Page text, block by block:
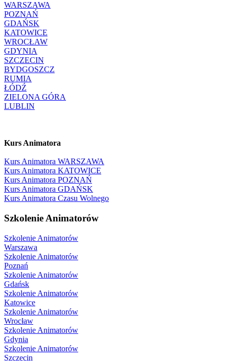
WARSZAWA
POZNAŃ
GDAŃSK
KATOWICE
WROCŁAW
GDYNIA
SZCZECIN
BYDGOSZCZ
RUMIA
ŁÓDŹ
ZIELONA GÓRA
LUBLIN
Kurs Animatora
Kurs Animatora WARSZAWA
Kurs Animatora KATOWICE
Kurs Animatora POZNAŃ
Kurs Animatora GDAŃSK
Kurs Animatora Czasu Wolnego
Szkolenie Animatorów
Szkolenie Animatorów
Warszawa
Szkolenie Animatorów
Poznań
Szkolenie Animatorów
Gdańsk
Szkolenie Animatorów
Katowice
Szkolenie Animatorów
Wrocław
Szkolenie Animatorów
Gdynia
Szkolenie Animatorów
Szczecin